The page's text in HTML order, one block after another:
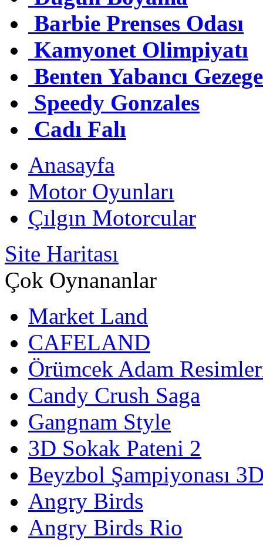
Barbie Prenses Odası
Kamyonet Olimpiyatı
Benten Yabancı
Speedy Gonzales
Cadı Falı
Anasayfa
Motor Oyunları
Çılgın Motorcular
Site Haritası
Çok Oynananlar
Market Land
CAFELAND
Örümcek Adam
Candy Crush Saga
Gangnam Style
3D Sokak Pateni 2
Beyzbol Şampiyonası
Angry Birds
Angry Birds Rio